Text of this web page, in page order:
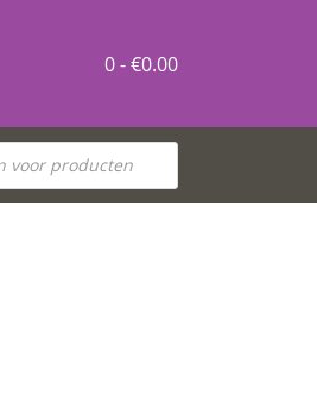
0 -€0.00